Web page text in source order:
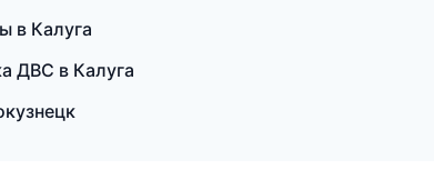
в Калуга
ДВС в Калуга